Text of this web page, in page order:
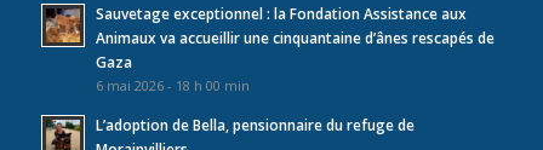
Sauvetage exceptionnel : la Fondation Assistance aux
Animaux va accueillir une cinquantaine d’ânes rescapés de
Gaza
6 mai 2026 - 18 h 00 min
L’adoption de Bella, pensionnaire du refuge de